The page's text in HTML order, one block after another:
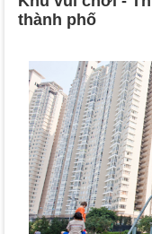
thành phố